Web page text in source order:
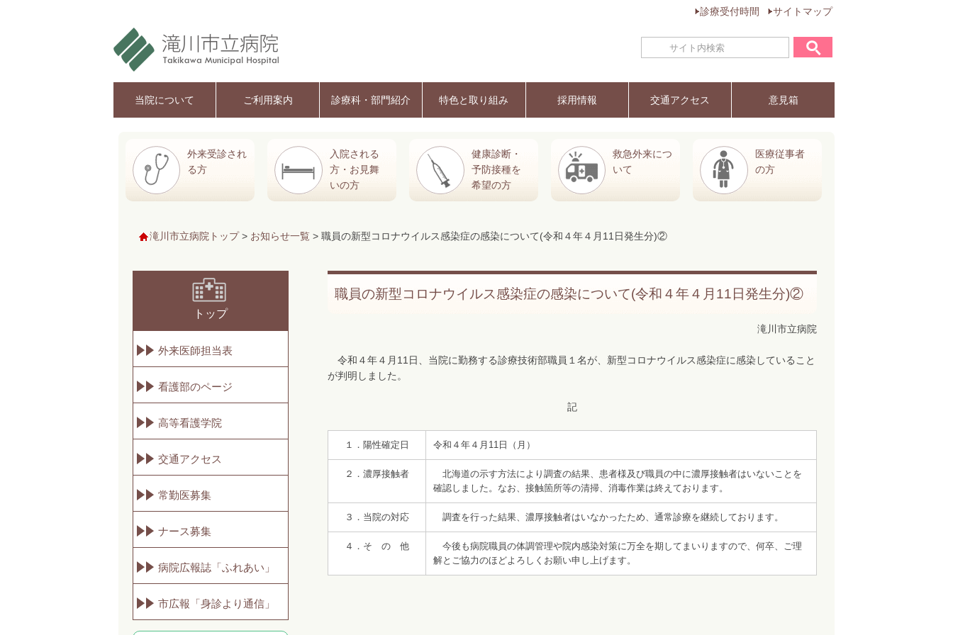
診療受付時間 サイトマップ
当院について ご利用案内 診療科・部門紹介 特色と取り組み 採用情報 交通アクセス 意見箱
外来受診され
る方
入院される
方・お見舞
いの方
健康診断・
予防接種を
希望の方
救急外来につ
いて
医療従事者
の方
滝川市立病院トップ> お知らせ一覧 > 職員の新型コロナウイルス感染症の感染について(令和４年４月11日発生分)②
トップ
外来医師担当表
看護部のページ
高等看護学院
交通アクセス
常勤医募集
ナース募集
病院広報誌「ふれあい」
市広報「身診より通信」
職員の新型コロナウイルス感染症の感染について(令和４年４月11日発生分)②
滝川市立病院
令和４年４月11日、当院に勤務する診療技術部職員１名が、新型コロナウイルス感染症に感染していること
が判明しました。
記
１．陽性確定日 令和４年４月11日（月）
２．濃厚接触者
北海道の示す方法により調査の結果、患者様及び職員の中に濃厚接触者はいないことを
確認しました。なお、接触箇所等の清掃、消毒作業は終えております。
３．当院の対応 調査を行った結果、濃厚接触者はいなかったため、通常診療を継続しております。
４．そ の 他
今後も病院職員の体調管理や院内感染対策に万全を期してまいりますので、何卒、ご理
解とご協力のほどよろしくお願い申し上げます。